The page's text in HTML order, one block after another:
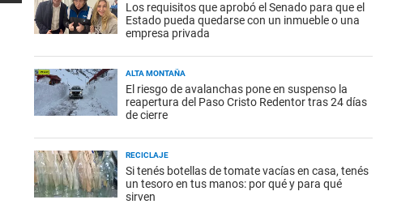
Los requisitos que aprobó el Senado para que el
Estado pueda quedarse con un inmueble o una
empresa privada
ALTA MONTAÑA
El riesgo de avalanchas pone en suspenso la
reapertura del Paso Cristo Redentor tras 24 días
de cierre
RECICLAJE
Si tenés botellas de tomate vacías en casa, tenés
un tesoro en tus manos: por qué y para qué
sirven